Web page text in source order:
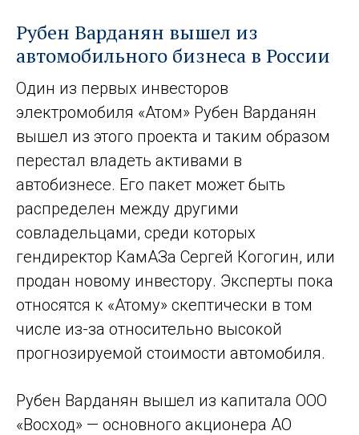
Рубен Варданян вышел из
автомобильного бизнеса в России
Один из первых инвесторов
электромобиля «Атом» Рубен Варданян
вышел из этого проекта и таким образом
перестал владеть активами в
автобизнесе. Его пакет может быть
распределен между другими
совладельцами, среди которых
гендиректор КамАЗа Сергей Когогин, или
продан новому инвестору. Эксперты пока
относятся к «Атому» скептически в том
числе из-за относительно высокой
прогнозируемой стоимости автомобиля.
Рубен Варданян вышел из капитала ООО
«Восход» — основного акционера АО